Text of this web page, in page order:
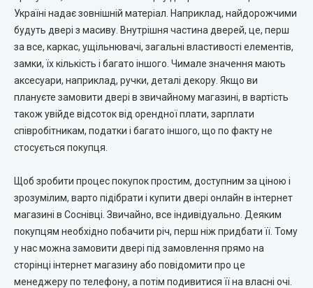
City Line Express
Syndicate Doors (Сіндікат Дорс)
Gorgania (Горганія)
EcoDoors (Екодорс)
Україні надає зовнішній матеріал. Наприклад, найдорожчими
будуть двері з масиву. Внутрішня частина дверей, це, перш
за все, каркас, ущільнювачі, загальні властивості елементів,
замки, їх кількість і багато іншого. Чимале значення мають
аксесуари, наприклад, ручки, деталі декору. Якщо ви
плануєте замовити двері в звичайному магазині, в вартість
також увійде відсоток від орендної плати, зарплати
співробітникам, податки і багато іншого, що по факту не
стосується покупця.
Щоб зробити процес покупок простим, доступним за ціною і
зрозумілим, варто підібрати і купити двері онлайн в інтернет
магазині в Соснівці. Звичайно, все індивідуально. Деяким
покупцям необхідно побачити річ, перш ніж придбати її. Тому
у нас можна замовити двері під замовлення прямо на
сторінці інтернет магазину або повідомити про це
менеджеру по телефону, а потім подивитися її на власні очі.